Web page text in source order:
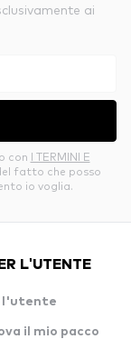
ai
con I TERMINI E
fatto che posso
io voglia.
L'UTENTE
l'utente
il mio pacco